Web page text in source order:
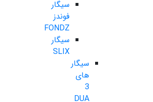
سیگار
فوندز
FONDZ
سیگار
SLIX
سیگار
های
3
DUA